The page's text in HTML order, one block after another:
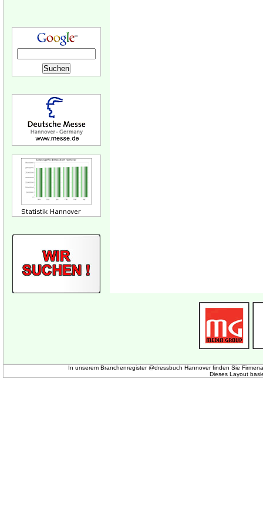
In unserem Branchenregister @dressbuch Hannover finden Sie
Dieses Layout